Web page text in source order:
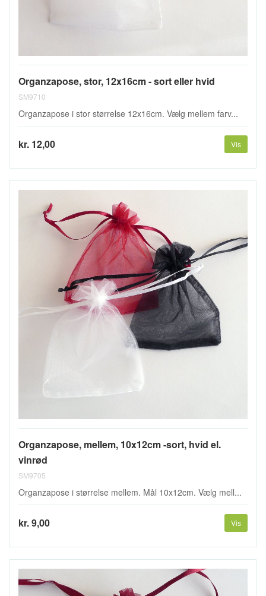
Organzapose, stor, 12x16cm - sort eller hvid
SM9710
Organzapose i stor størrelse 12x16cm. Vælg mellem farv...
kr. 12,00 Vis
Organzapose, mellem, 10x12cm -sort, hvid el.
vinrød
SM9705
Organzapose i størrelse mellem. Mål 10x12cm. Vælg mell...
kr. 9,00 Vis